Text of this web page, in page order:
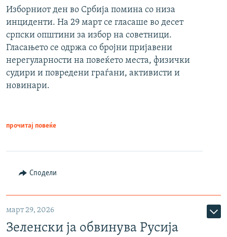
Изборниот ден во Србија помина со низа
инциденти. На 29 март се гласаше во десет
српски општини за избор на советници.
Гласањето се одржа со бројни пријавени
нерегуларности на повеќето места, физички
судири и повредени граѓани, активисти и
новинари.
прочитај повеќе
Сподели
март 29, 2026
Зеленски ја обвинува Русија